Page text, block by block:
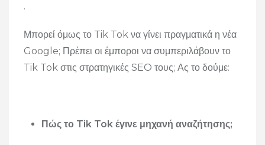
.
Μπορεί όμως το Tik Tok να γίνει πραγματικά η νέα
Google; Πρέπει οι έμποροι να συμπεριλάβουν το
Tik Tok στις στρατηγικές SEO τους; Ας το δούμε:
Πώς το Tik Tok έγινε μηχανή αναζήτησης;